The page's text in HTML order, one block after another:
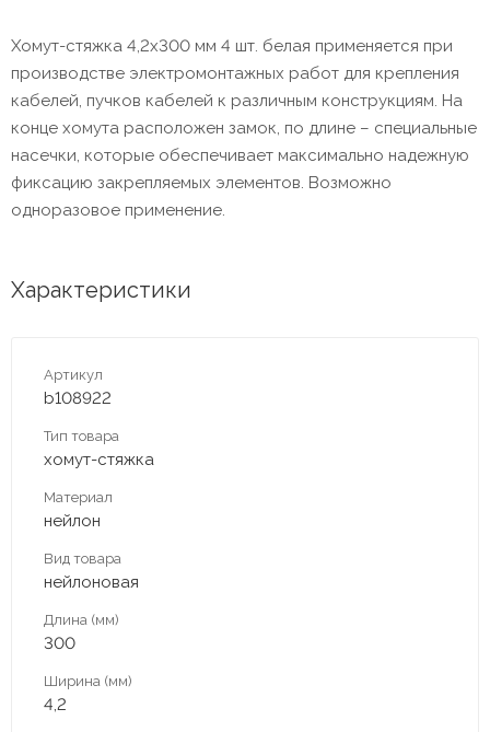
Хомут-стяжка 4,2х300 мм 4 шт. белая применяется при
производстве электромонтажных работ для крепления
кабелей, пучков кабелей к различным конструкциям. На
конце хомута расположен замок, по длине – специальные
насечки, которые обеспечивает максимально надежную
фиксацию закрепляемых элементов. Возможно
одноразовое применение.
Характеристики
Артикул
b108922
Тип товара
хомут-стяжка
Материал
нейлон
Вид товара
нейлоновая
Длина (мм)
300
Ширина (мм)
4,2